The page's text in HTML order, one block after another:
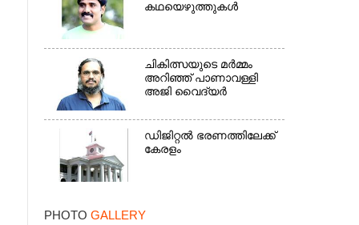
കഥയെഴുത്തുകൾ
ചികിത്സയുടെ മർമ്മം
അറിഞ്ഞ് പാണാവള്ളി
അജി വൈദ്യർ
ഡിജിറ്റൽ ഭരണത്തിലേക്ക്
കേരളം
PHOTO GALLERY